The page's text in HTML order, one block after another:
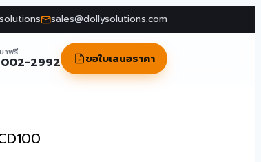
sales@dollysolutions.com
าฟรี
2992 ขอใบเสนอราคา